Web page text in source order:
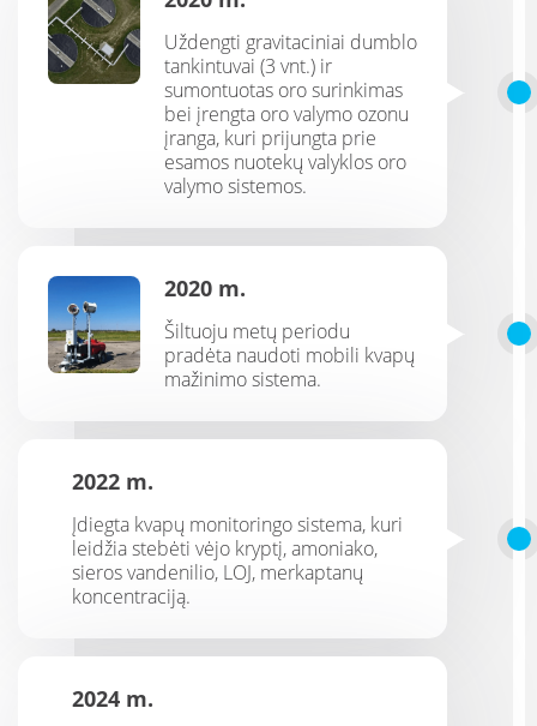
Uždengti gravitaciniai dumblo
tankintuvai (3 vnt.) ir
sumontuotas oro surinkimas
bei įrengta oro valymo ozonu
įranga, kuri prijungta prie
esamos nuotekų valyklos oro
valymo sistemos.
2020 m.
Šiltuoju metų periodu
pradėta naudoti mobili kvapų
mažinimo sistema.
2022 m.
Įdiegta kvapų monitoringo sistema, kuri
leidžia stebėti vėjo kryptį, amoniako,
sieros vandenilio, LOJ, merkaptanų
koncentraciją.
2024 m.